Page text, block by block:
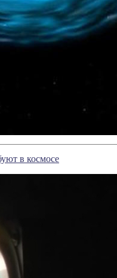
в космосе